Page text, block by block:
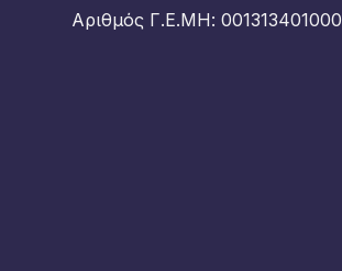
Αριθμός Γ.Ε.ΜΗ: 001313401000